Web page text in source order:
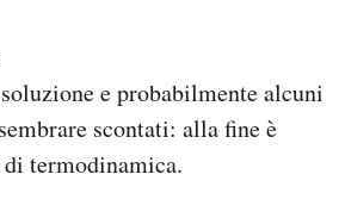
e probabilmente alcuni
scontati: alla fine è
di termodinamica.